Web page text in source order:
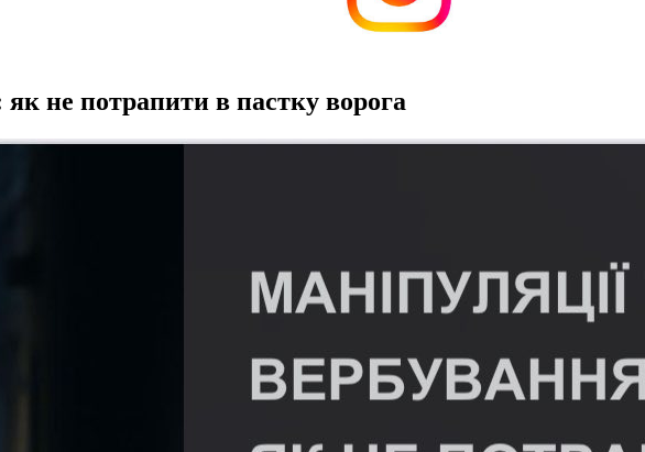
не потрапити в пастку ворога